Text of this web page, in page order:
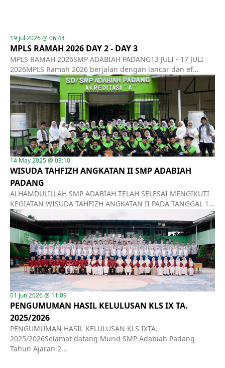
19 Jul 2026 @ 06:44
MPLS RAMAH 2026 DAY 2 - DAY 3
MPLS RAMAH 2026SMP ADABIAH PADANG13 JULI - 17 JULI
2026MPLS Ramah 2026 berjalan dengan lancar dan ef...
14 May 2025 @ 03:10
WISUDA TAHFIZH ANGKATAN II SMP ADABIAH
PADANG
ALHAMDULILLAH SMP ADABIAH TELAH SELESAI MENGIKUTI
KEGIATAN WISUDA TAHFIZH ANGKATAN II PADA TANGGAL 1...
01 Jun 2026 @ 11:09
PENGUMUMAN HASIL KELULUSAN KLS IX TA.
2025/2026
PENGUMUMAN HASIL KELULUSAN KLS IXTA.
2025/2026Selamat datang Murid SMP Adabiah Padang
Tahun Ajaran 2...